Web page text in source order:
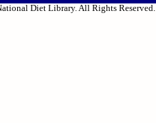
Diet Library. All Rights Reserved.